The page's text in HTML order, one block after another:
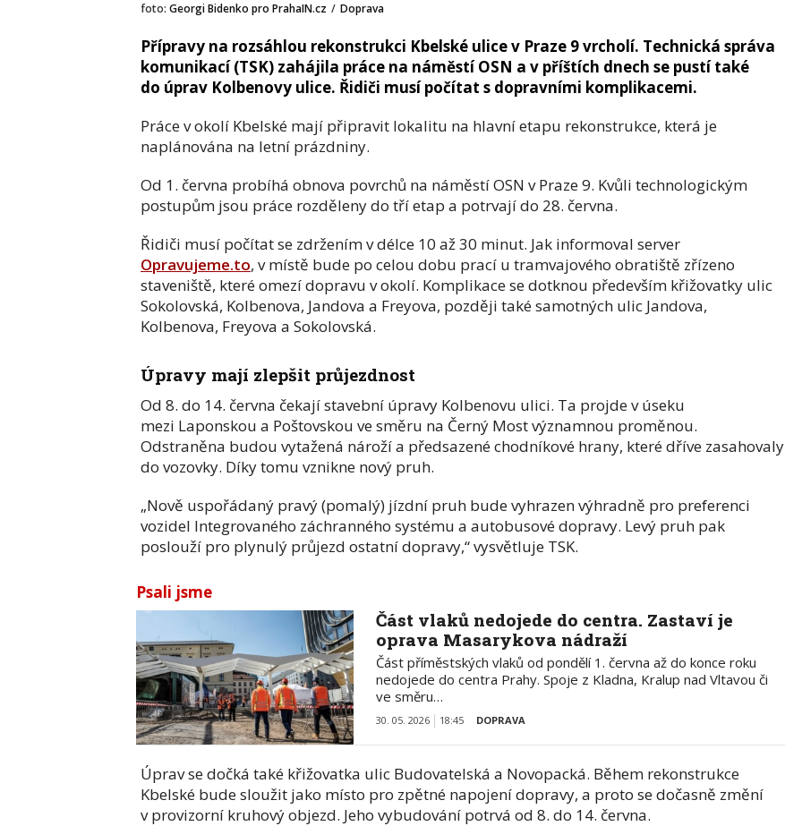
foto: Georgi Bidenko pro PrahaIN.cz / Doprava
Přípravy na rozsáhlou rekonstrukci Kbelské ulice v Praze 9 vrcholí. Technická správa
komunikací (TSK) zahájila práce na náměstí OSN a v příštích dnech se pustí také
do úprav Kolbenovy ulice. Řidiči musí počítat s dopravními komplikacemi.
Práce v okolí Kbelské mají připravit lokalitu na hlavní etapu rekonstrukce, která je
naplánována na letní prázdniny.
Od 1. června probíhá obnova povrchů na náměstí OSN v Praze 9. Kvůli technologickým
postupům jsou práce rozděleny do tří etap a potrvají do 28. června.
Řidiči musí počítat se zdržením v délce 10 až 30 minut. Jak informoval server
Opravujeme.to, v místě bude po celou dobu prací u tramvajového obratiště zřízeno
staveniště, které omezí dopravu v okolí. Komplikace se dotknou především křižovatky ulic
Sokolovská, Kolbenova, Jandova a Freyova, později také samotných ulic Jandova,
Kolbenova, Freyova a Sokolovská.
Úpravy mají zlepšit průjezdnost
Od 8. do 14. června čekají stavební úpravy Kolbenovu ulici. Ta projde v úseku
mezi Laponskou a Poštovskou ve směru na Černý Most významnou proměnou.
Odstraněna budou vytažená nároží a předsazené chodníkové hrany, které dříve zasahovaly
do vozovky. Díky tomu vznikne nový pruh.
„Nově uspořádaný pravý (pomalý) jízdní pruh bude vyhrazen výhradně pro preferenci
vozidel Integrovaného záchranného systému a autobusové dopravy. Levý pruh pak
poslouží pro plynulý průjezd ostatní dopravy,“ vysvětluje TSK.
Psali jsme
Část vlaků nedojede do centra. Zastaví je
oprava Masarykova nádraží
Část příměstských vlaků od pondělí 1. června až do konce roku
nedojede do centra Prahy. Spoje z Kladna, Kralup nad Vltavou či
ve směru…
30. 05. 2026 18:45 DOPRAVA
Úprav se dočká také křižovatka ulic Budovatelská a Novopacká. Během rekonstrukce
Kbelské bude sloužit jako místo pro zpětné napojení dopravy, a proto se dočasně změní
v provizorní kruhový objezd. Jeho vybudování potrvá od 8. do 14. června.